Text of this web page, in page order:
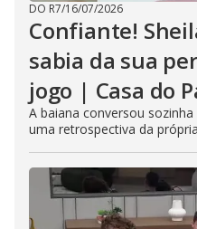
DO R7/16/07/2026
Confiante!
sabia da sua
jogo | Casa do
A baiana conversou
uma retrospectiva da